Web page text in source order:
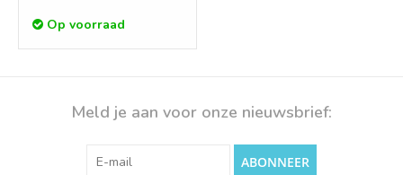
Op voorraad
Meld je aan voor onze nieuwsbrief:
ABONNEER